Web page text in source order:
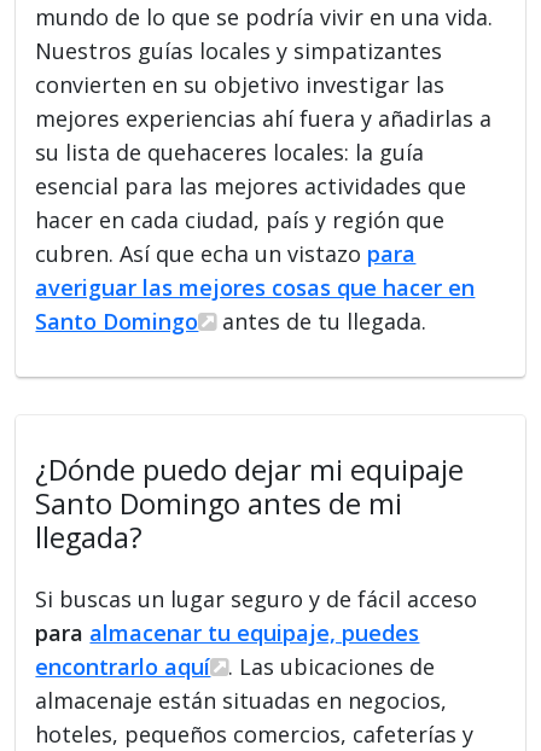
mundo de lo que se podría vivir en una vida.
Nuestros guías locales y simpatizantes
convierten en su objetivo investigar las
mejores experiencias ahí fuera y añadirlas a
su lista de quehaceres locales: la guía
esencial para las mejores actividades que
hacer en cada ciudad, país y región que
cubren. Así que echa un vistazo para
averiguar las mejores cosas que hacer en
Santo Domingo
antes de tu llegada.
¿Dónde puedo dejar mi equipaje
Santo Domingo antes de mi
llegada?
Si buscas un lugar seguro y de fácil acceso
para almacenar tu equipaje, puedes
encontrarlo aquí
. Las ubicaciones de
almacenaje están situadas en negocios,
hoteles, pequeños comercios, cafeterías y